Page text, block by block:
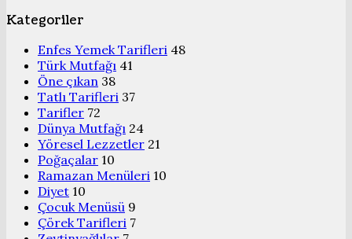
Kategoriler
Enfes Yemek Tarifleri 48
Türk Mutfağı 41
Öne çıkan 38
Tatlı Tarifleri 37
Tarifler 72
Dünya Mutfağı 24
Yöresel Lezzetler 21
Poğaçalar 10
Ramazan Menüleri 10
Diyet 10
Çocuk Menüsü 9
Çörek Tarifleri 7